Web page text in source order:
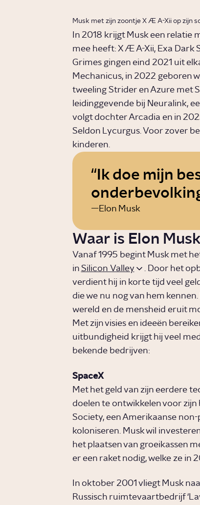
Musk met zijn zoontje X Æ A-Xii op zijn
In 2018 krijgt Musk een relatie
mee heeft: X Æ A-Xii, Exa Dark
Grimes gingen eind 2021 uit
Mechanicus, in 2022 geboren
tweeling Strider en Azure met
leidinggevende bij Neuralink,
volgt dochter Arcadia en in
Seldon Lycurgus. Voor zover
kinderen.
Ik doe mijn
Elon Musk
Waar is Elon
Vanaf 1995 begint Musk met
in Silicon Valley
. Door het
verdient hij in korte tijd veel
die we nu nog van hem
wereld en de mensheid eruit
Met zijn visies en ideeën
uitbundigheid krijgt hij veel
bekende bedrijven:
SpaceX
Met het geld van zijn eerdere
doelen te ontwikkelen voor
Society, een Amerikaanse
koloniseren. Musk wil
het plaatsen van groeikassen
er een raket nodig, welke ze in
In oktober 2001 vliegt Musk
Russisch ruimtevaartbedrijf